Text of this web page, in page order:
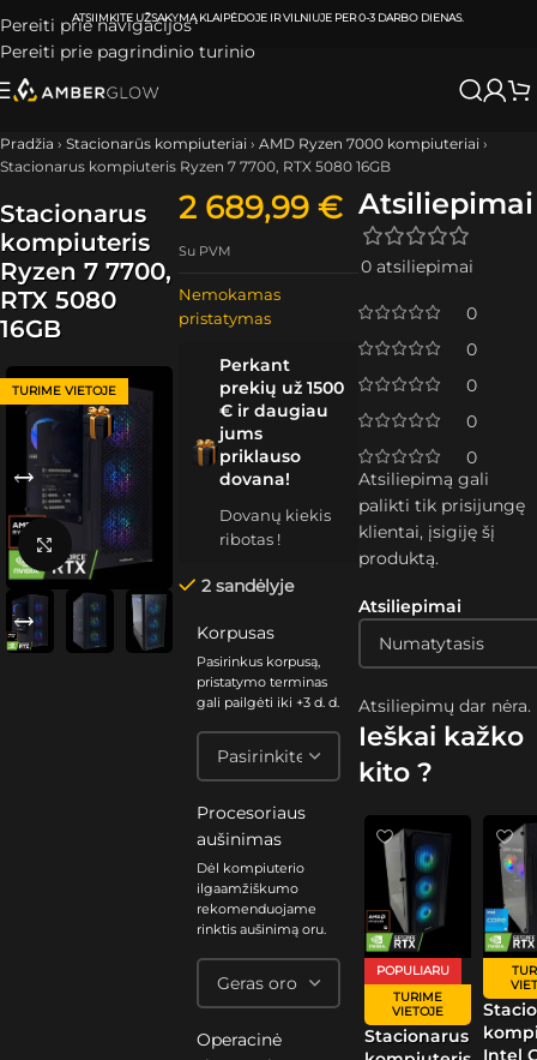
Pereiti prie navigacijos
Pereiti prie pagrindinio turinio
ATSIIMKITE UŽSAKYMĄKLAIPĖDOJE IR VILNIUJE PER0-3 DARBO DIENAS.
Pradžia › Stacionarūs kompiuteriai › AMD Ryzen 7000 kompiuteriai ›
Stacionarus kompiuteris Ryzen 7 7700, RTX 5080 16GB
Stacionarus
kompiuteris
Ryzen 7 7700,
RTX 5080
16GB
TURIME VIETOJE
Spustelėkite, kad padidintumėte
2 689,99€
Su PVM
Nemokamas
pristatymas
Perkant
prekių už 1500
€ ir daugiau
jums
priklauso
dovana!
Dovanų kiekis
ribotas !
2 sandėlyje
Korpusas
Pasirinkus korpusą,
pristatymo terminas
gali pailgėti iki +3 d. d.
Procesoriaus
aušinimas
Dėl kompiuterio
ilgaamžiškumo
rekomenduojame
rinktis aušinimą oru.
Operacinė
Atsiliepimai
0 atsiliepimai
0
0
0
0
0
Atsiliepimai
Atsiliepimų dar nėra.
Atsiliepimą gali
palikti tik prisijungę
klientai, įsigiję šį
produktą.
Ieškai kažko
kito ?
POPULIARU
TURIME
VIETOJE
Stacionarus
Intel